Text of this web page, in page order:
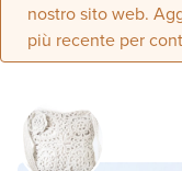
nostro sito web.
più recente per